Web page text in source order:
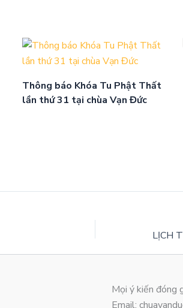
Thông báo Khóa Tu Phật Thất
lần thứ 31 tại chùa Vạn Đức
Mọi ý kiến đóng
Email: